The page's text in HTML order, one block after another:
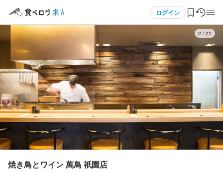
ログイン
ログイン・無料会員登録
食べログ求人TOP
求人検索
マイページ管理
3 / 21
焼き鳥とワイン 萬鳥 祇園店
応募画面へ進む